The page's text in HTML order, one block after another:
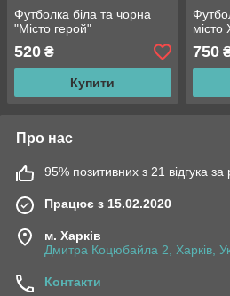
Футболка біла та чорна
"Місто герой"
520 ₴
Купити
місто
750
Про нас
95% позитивних з 21 відгука за
Працює з 15.02.2020
м. Харків
Дмитра Коцюбайла 2, Харків,
Контакти